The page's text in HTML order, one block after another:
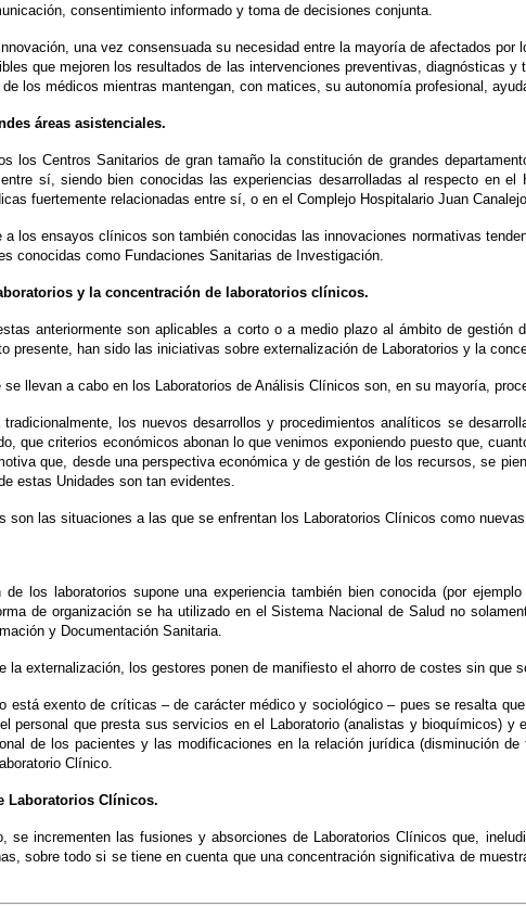
consentimiento informado y toma de decisiones conjunta.
una vez consensuada su necesidad entre la mayoría de afectados
que mejoren los resultados de las intervenciones preventivas,
los médicos mientras mantengan, con matices, su autonomía profesional,
áreas asistenciales.
los Centros Sanitarios de gran tamaño la constitución de grandes
sí, siendo bien conocidas las experiencias desarrolladas al respecto en
fuertemente relacionadas entre sí, o en el Complejo Hospitalario Juan
los ensayos clínicos son también conocidas las innovaciones normativas
conocidas como Fundaciones Sanitarias de Investigación.
y la concentración de laboratorios clínicos.
anteriormente son aplicables a corto o a medio plazo al ámbito de
presente, han sido las iniciativas sobre externalización de Laboratorios y la
llevan a cabo en los Laboratorios de Análisis Clínicos son, en su mayoría,
los nuevos desarrollos y procedimientos analíticos se
que criterios económicos abonan lo que venimos exponiendo puesto que,
que, desde una perspectiva económica y de gestión de los recursos, se
estas Unidades son tan evidentes.
son las situaciones a las que se enfrentan los Laboratorios Clínicos como
de los laboratorios supone una experiencia también bien conocida (por
de organización se ha utilizado en el Sistema Nacional de Salud no
y Documentación Sanitaria.
la externalización, los gestores ponen de manifiesto el ahorro de costes sin
está exento de críticas – de carácter médico y sociológico – pues se resalta
personal que presta sus servicios en el Laboratorio (analistas y bioquímicos)
de los pacientes y las modificaciones en la relación jurídica (disminución
Clínico.
Laboratorios Clínicos.
se incrementen las fusiones y absorciones de Laboratorios Clínicos que,
sobre todo si se tiene en cuenta que una concentración significativa de